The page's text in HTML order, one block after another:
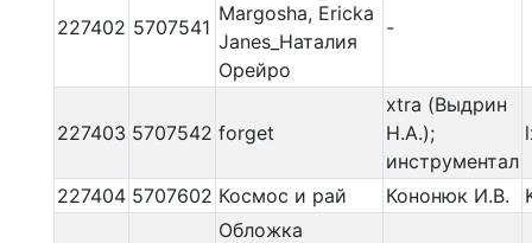
227402 5707541
Margosha, Ericka
Janes_Наталия
Орейро
-
227403 5707542 forget
xtra (Выдрин
Н.А.);
инструментал
227404 5707602 Космос и рай Кононюк И.В.
Обложка